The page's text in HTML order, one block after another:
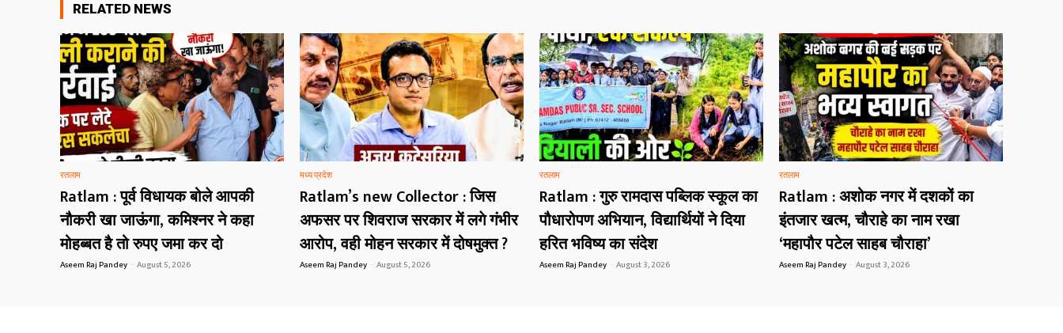
RELATED NEWS
रतलाम
Ratlam : पूर्व विधायक बोले आपकी
नौकरी खा जाऊंगा, कमिश्नर ने कहा
मोहब्बत है तो रुपए जमा कर दो
Aseem Raj Pandey - August 5, 2026
मध्य प्रदेश
Ratlam’s new Collector : जिस
अफसर पर शिवराज सरकार में लगे गंभीर
आरोप, वही मोहन सरकार में दोषमुक्त ?
Aseem Raj Pandey - August 5, 2026
रतलाम
Ratlam : गुरु रामदास पब्लिक स्कूल का
पौधारोपण अभियान, विद्यार्थियों ने दिया
हरित भविष्य का संदेश
Aseem Raj Pandey - August 3, 2026
रतलाम
Ratlam : अशोक नगर में दशकों का
इंतजार खत्म, चौराहे का नाम रखा
‘महापौर पटेल साहब चौराहा’
Aseem Raj Pandey - August 3, 2026